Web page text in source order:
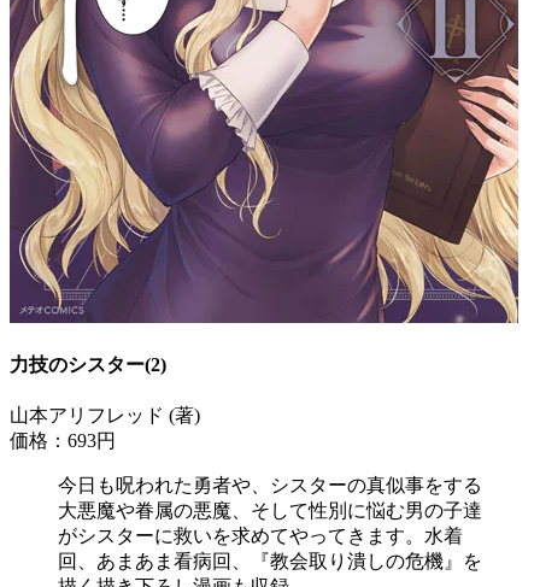
力技のシスター(2)
山本アリフレッド (著)
価格：693円
今日も呪われた勇者や、シスターの真似事をする
大悪魔や眷属の悪魔、そして性別に悩む男の子達
がシスターに救いを求めてやってきます。水着
回、あまあま看病回、『教会取り潰しの危機』を